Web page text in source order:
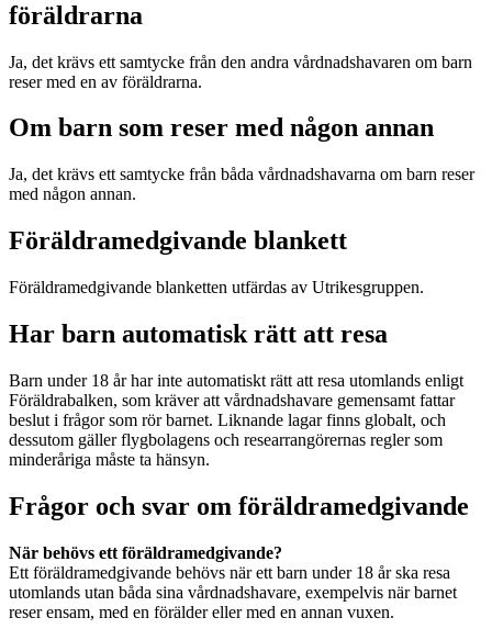
föräldrarna
Ja, det krävs ett samtycke från den andra vårdnadshavaren om barn
reser med en av föräldrarna.
Om barn som reser med någon annan
Ja, det krävs ett samtycke från båda vårdnadshavarna om barn reser
med någon annan.
Föräldramedgivande blankett
Föräldramedgivande blanketten utfärdas av Utrikesgruppen.
Har barn automatisk rätt att resa
Barn under 18 år har inte automatiskt rätt att resa utomlands enligt
Föräldrabalken, som kräver att vårdnadshavare gemensamt fattar
beslut i frågor som rör barnet. Liknande lagar finns globalt, och
dessutom gäller flygbolagens och researrangörernas regler som
minderåriga måste ta hänsyn.
Frågor och svar om föräldramedgivande
När behövs ett föräldramedgivande?
Ett föräldramedgivande behövs när ett barn under 18 år ska resa
utomlands utan båda sina vårdnadshavare, exempelvis när barnet
reser ensam, med en förälder eller med en annan vuxen.